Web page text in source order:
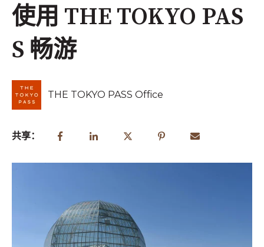
使用 THE TOKYO PAS
S 畅游
THE TOKYO PASS Office
共享：